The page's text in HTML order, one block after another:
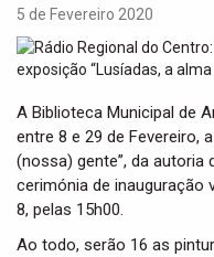
5 de Fevereiro 2020
A Biblioteca Municipal de
entre 8 e 29 de Fevereiro,
(nossa) gente”, da autoria
cerimónia de inauguração
8, pelas 15h00.
Ao todo, serão 16 as